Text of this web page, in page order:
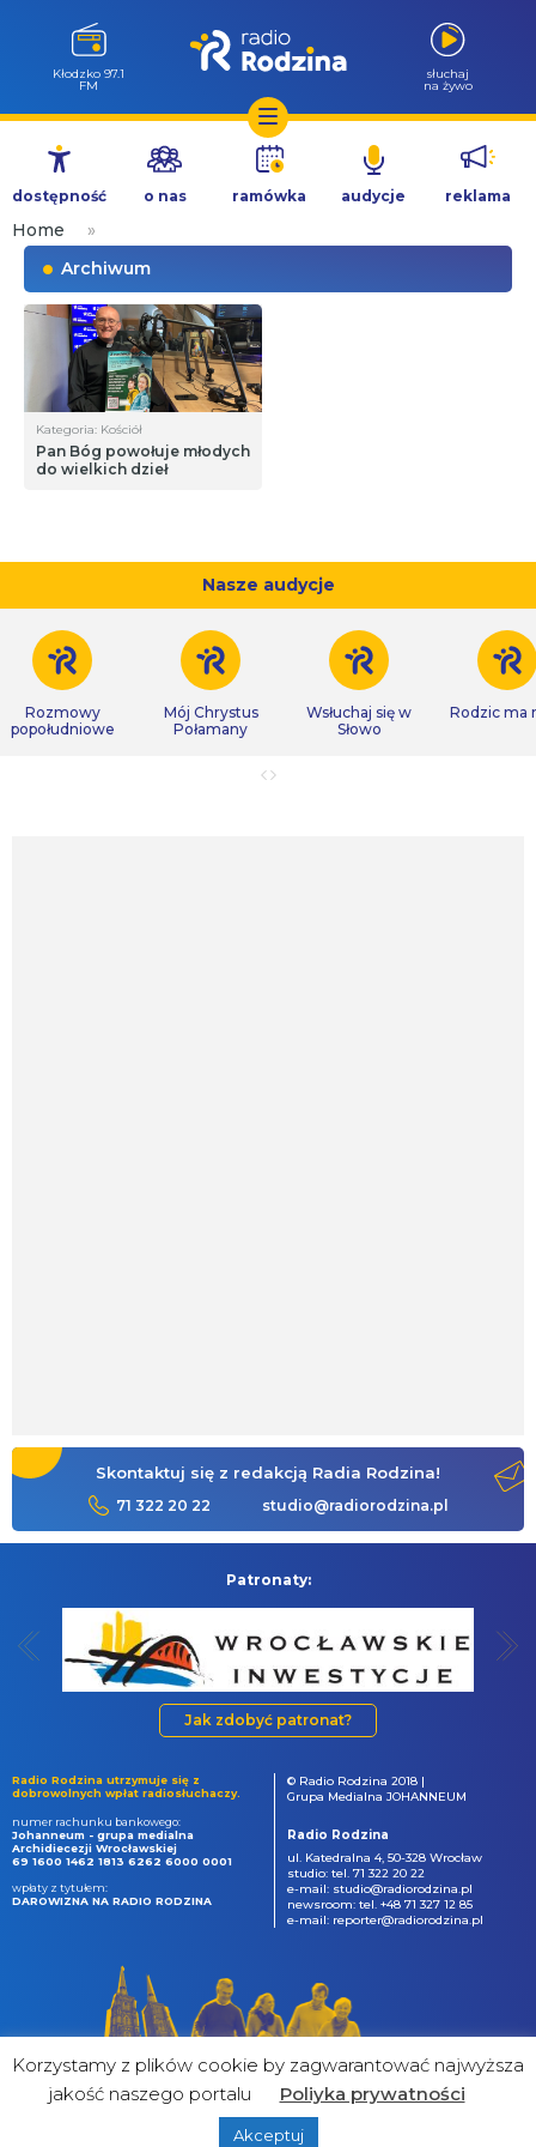
Przejdź
treści
Kłodzko 97.1
FM
słuchaj
na żywo
dostępność o nas ramówka audycje reklama
Home
»
Archiwum
Kategoria: Kościół
Pan Bóg powołuje młodych
do wielkich dzieł
Nasze audycje
Rozmowy
popołudniowe
Mój Chrystus
Połamany
Wsłuchaj się w
Słowo
Rodzic ma
Skontaktuj się z redakcją Radia Rodzina!
71 322 20 22 studio@radiorodzina.pl
Patronaty:
Jak zdobyć patronat?
Radio Rodzina utrzymuje się z
dobrowolnych wpłat radiosłuchaczy.
numer rachunku bankowego:
Johanneum - grupa medialna
Archidiecezji Wrocławskiej
69 1600 1462 1813 6262 6000 0001
wpłaty z tytułem:
DAROWIZNA NA RADIO RODZINA
© Radio Rodzina 2018 |
Grupa Medialna JOHANNEUM
Radio Rodzina
ul. Katedralna 4, 50-328 Wrocław
studio: tel. 71 322 20 22
e-mail: studio@radiorodzina.pl
newsroom: tel. +48 71 327 12 85
e-mail: reporter@radiorodzina.pl
&
Korzystamy z plików cookie by zagwarantować najwyższa
jakość naszego portalu
Poliyka prywatności
Akceptuj